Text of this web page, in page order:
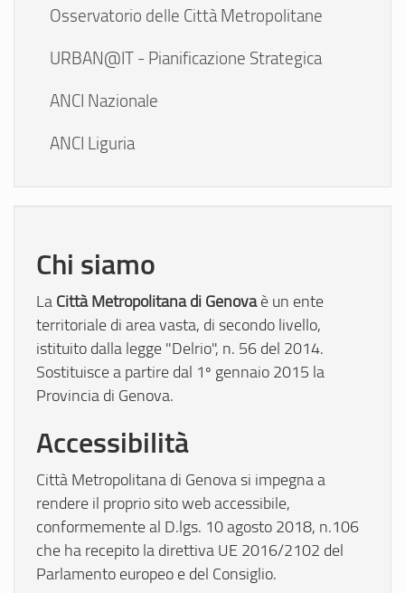
Osservatorio delle Città Metropolitane
URBAN@IT - Pianificazione Strategica
ANCI Nazionale
ANCI Liguria
Chi siamo
La Città Metropolitana di Genovaè un ente
territoriale di area vasta, di secondo livello,
istituito dalla legge "Delrio", n. 56 del 2014.
Sostituisce a partire dal 1º gennaio 2015 la
Provincia di Genova.
Accessibilità
Città Metropolitana di Genova si impegna a
rendere il proprio sito web accessibile,
conformemente al D.lgs. 10 agosto 2018, n.106
che ha recepito la direttiva UE 2016/2102 del
Parlamento europeo e del Consiglio.